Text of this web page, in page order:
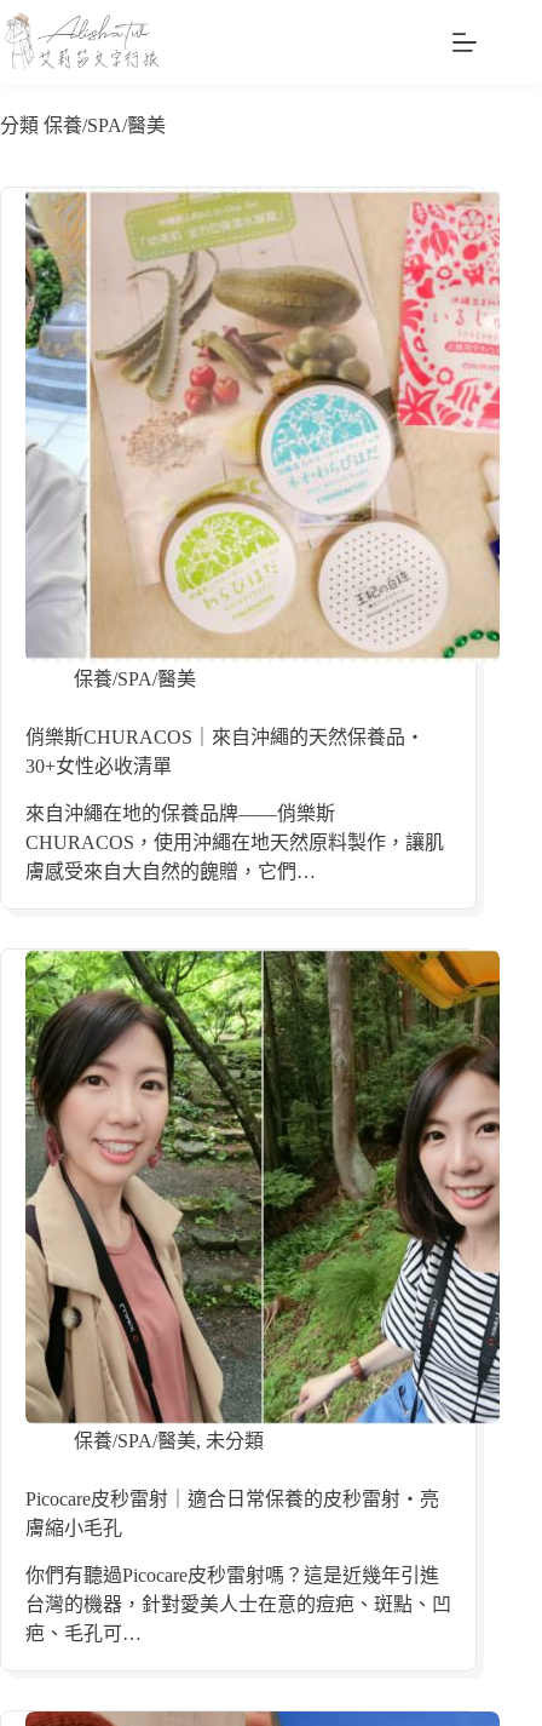
跳
至
主
內
分類 保養/SPA/醫美
保養/SPA/醫美
俏樂斯CHURACOS｜來自沖繩的天然保養品・
30+女性必收清單
來自沖繩在地的保養品牌——俏樂斯
CHURACOS，使用沖繩在地天然原料製作，讓肌
膚感受來自大自然的餽贈，它們…
保養/SPA/醫美, 未分類
Picocare皮秒雷射｜適合日常保養的皮秒雷射・亮
膚縮小毛孔
你們有聽過Picocare皮秒雷射嗎？這是近幾年引進
台灣的機器，針對愛美人士在意的痘疤、斑點、凹
疤、毛孔可…